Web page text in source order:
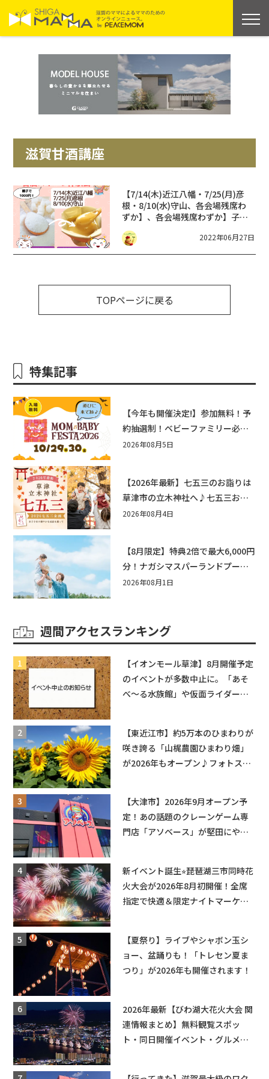
滋賀甘酒講座
【7/14(木)近江八幡・7/25(月)彦
根・8/10(水)守山、各会場残席わ
ずか】、各会場残席わずか】子ど
もが砂糖に慣れちゃう、その前
に！ 「砂糖なし育児」が楽々出来
2022年06月27日
TOPページに戻る
特集記事
【今年も開催決定!】参加無料！予
約抽選制！ベビーファミリー必見
☆入場無料☆10/29(木)30(金)ママ
2026年08月5日
【2026年最新】七五三のお詣りは
草津市の立木神社へ♪七五三お祝
い企画をご紹介！
2026年08月4日
【8月限定】特典2倍で最大6,000円
分！ナガシマスパーランドプール
券や人気パスタ券も当たる☆夏休
2026年08月1日
週間アクセスランキング
【イオンモール草津】8月開催予定
のイベントが多数中止に。「あそ
べ〜る水族館」や仮面ライダーシ
【東近江市】約5万本のひまわりが
咲き誇る「山梶農園ひまわり畑」
が2026年もオープン♪フォトスポ
【大津市】2026年9月オープン予
定！あの話題のクレーンゲーム専
門店「アソベース」が堅田にやっ
新イベント誕生⭐︎琵琶湖三市同時花
火大会が2026年8月初開催！全席
指定で快適＆限定ナイトマーケッ
【夏祭り】ライブやシャボン玉シ
ョー、盆踊りも！「トレセン夏ま
つり」が2026年も開催されます！
2026年最新【びわ湖大花火大会 関
連情報まとめ】無料観覧スポッ
ト・同日開催イベント・グルメマ